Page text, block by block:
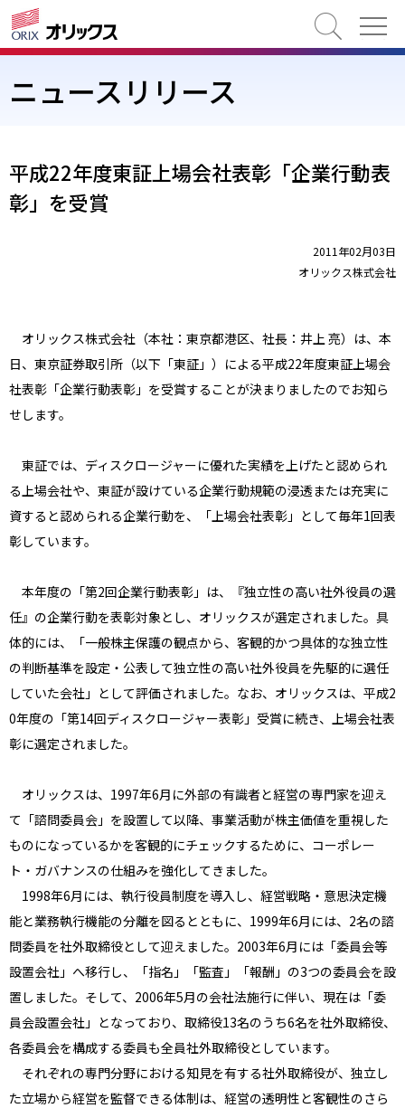
検索
ニュースリリース
平成22年度東証上場会社表彰「企業行動表
彰」を受賞
2011年02月03日
オリックス株式会社
オリックス株式会社（本社：東京都港区、社長：井上 亮）は、本
日、東京証券取引所（以下「東証」）による平成22年度東証上場会
社表彰「企業行動表彰」を受賞することが決まりましたのでお知ら
せします。
東証では、ディスクロージャーに優れた実績を上げたと認められ
る上場会社や、東証が設けている企業行動規範の浸透または充実に
資すると認められる企業行動を、「上場会社表彰」として毎年1回表
彰しています。
本年度の「第2回企業行動表彰」は、『独立性の高い社外役員の選
任』の企業行動を表彰対象とし、オリックスが選定されました。具
体的には、「一般株主保護の観点から、客観的かつ具体的な独立性
の判断基準を設定・公表して独立性の高い社外役員を先駆的に選任
していた会社」として評価されました。なお、オリックスは、平成2
0年度の「第14回ディスクロージャー表彰」受賞に続き、上場会社表
彰に選定されました。
オリックスは、1997年6月に外部の有識者と経営の専門家を迎え
て「諮問委員会」を設置して以降、事業活動が株主価値を重視した
ものになっているかを客観的にチェックするために、コーポレー
ト・ガバナンスの仕組みを強化してきました。
1998年6月には、執行役員制度を導入し、経営戦略・意思決定機
能と業務執行機能の分離を図るとともに、1999年6月には、2名の諮
問委員を社外取締役として迎えました。2003年6月には「委員会等
設置会社」へ移行し、「指名」「監査」「報酬」の3つの委員会を設
置しました。そして、2006年5月の会社法施行に伴い、現在は「委
員会設置会社」となっており、取締役13名のうち6名を社外取締役、
各委員会を構成する委員も全員社外取締役としています。
それぞれの専門分野における知見を有する社外取締役が、独立し
た立場から経営を監督できる体制は、経営の透明性と客観性のさら